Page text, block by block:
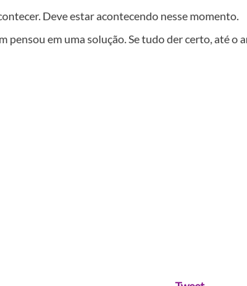
Deve estar acontecendo nesse momento.
pensou em uma solução. Se tudo der certo, até o